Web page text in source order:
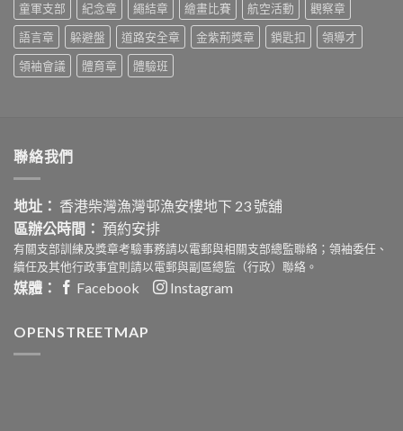
心
社
嘉
年
計
比
童軍支部
紀念章 繩結章 繪畫比賽 航空活動
觀察章
語言章
躲避盤 道路安全章 金紫荊獎章 鎖匙扣
領導才
領袖會議
體育章 體驗班
聯絡我們
地址： 香港柴灣漁灣邨漁安樓地下 23 號舖
區辦公時間： 預約安排
有關支部訓練及獎章考驗事務請以電郵與相關支部總監聯絡；領袖委任、
續任及其他行政事宜則請以電郵與副區總監（行政）聯絡。
媒體： Facebook Instagram
OPENSTREETMAP